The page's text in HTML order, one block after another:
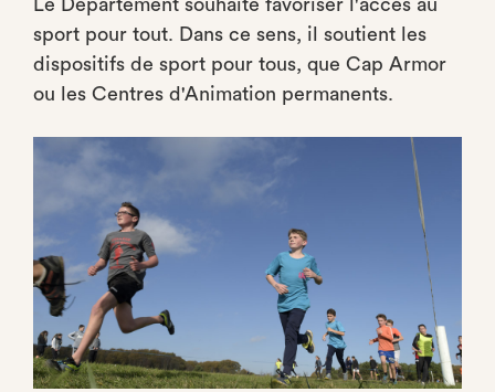
Le Département souhaite favoriser l'accès au
sport pour tout. Dans ce sens, il soutient les
dispositifs de sport pour tous, que Cap Armor
ou les Centres d'Animation permanents.